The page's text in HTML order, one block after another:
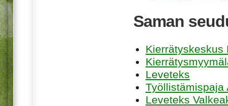
Saman
Kierrätyskeskus
Leveteks
Työllistämispaja
Leveteks